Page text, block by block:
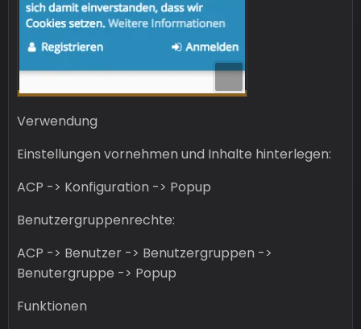
Verwendung
Einstellungen vornehmen und Inhalte hinterlegen:
ACP -> Konfiguration -> Popup
Benutzergruppenrechte:
ACP -> Benutzer -> Benutzergruppen ->
Benutergruppe -> Popup
Funktionen